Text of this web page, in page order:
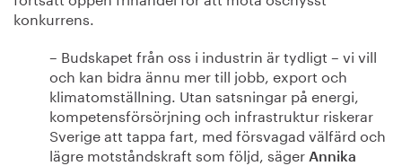
konkurrens.
– Budskapet från oss i industrin är tydligt – vi vill
och kan bidra ännu mer till jobb, export och
klimatomställning. Utan satsningar på energi,
kompetensförsörjning och infrastruktur riskerar
Sverige att tappa fart, med försvagad välfärd och
lägre motståndskraft som följd, säger Annika